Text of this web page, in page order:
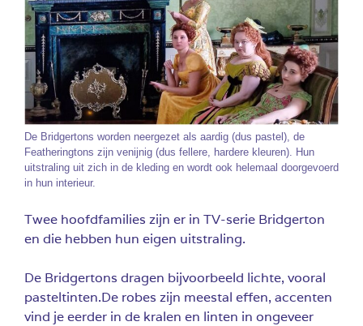
De Bridgertons worden neergezet als aardig (dus pastel), de
Featheringtons zijn venijnig (dus fellere, hardere kleuren). Hun
uitstraling uit zich in de kleding en wordt ook helemaal doorgevoerd
in hun interieur.
Twee hoofdfamilies zijn er in TV-serie Bridgerton
en die hebben hun eigen uitstraling.
De Bridgertons dragen bijvoorbeeld lichte, vooral
pasteltinten.De robes zijn meestal effen, accenten
vind je eerder in de kralen en linten in ongeveer